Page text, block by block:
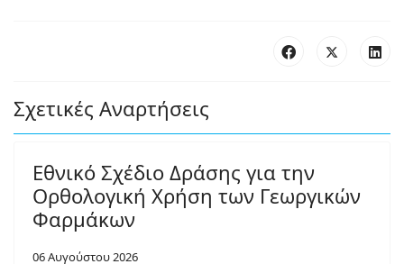
Σχετικές Αναρτήσεις
Εθνικό Σχέδιο Δράσης για την
Ορθολογική Χρήση των Γεωργικών
Φαρμάκων
06 Αυγούστου 2026